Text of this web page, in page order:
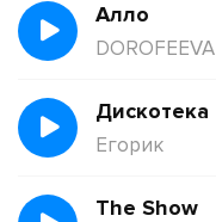
Алло
DOROFEEVA
Дискотека
Егорик
The Show